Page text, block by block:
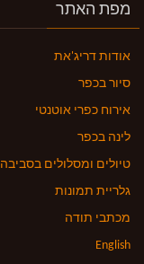
מפת האתר
אודות דריג'את
סיור בכפר
אירוח כפרי אוטנטי
לינה בכפר
טיולים ומסלולים בסביבה
גלריית תמונות
מכתבי תודה
English